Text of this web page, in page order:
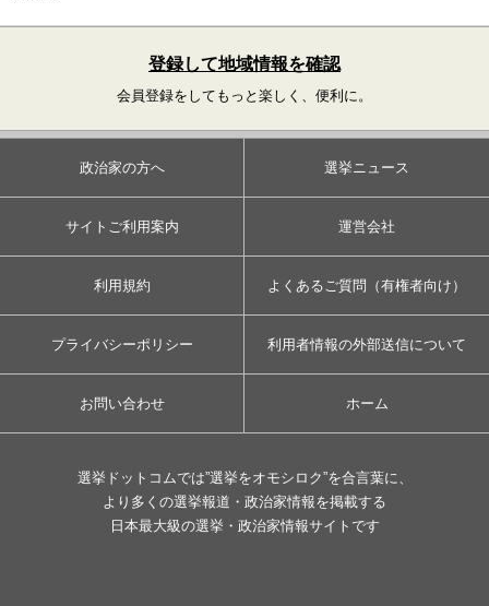
登録して地域情報を確認
会員登録をしてもっと楽しく、便利に。
政治家の方へ 選挙ニュース
サイトご利用案内 運営会社
利用規約 よくあるご質問（有権者向け）
プライバシーポリシー 利用者情報の外部送信について
お問い合わせ ホーム
選挙ドットコムでは”選挙をオモシロク”を合言葉に、
より多くの選挙報道・政治家情報を掲載する
日本最大級の選挙・政治家情報サイトです